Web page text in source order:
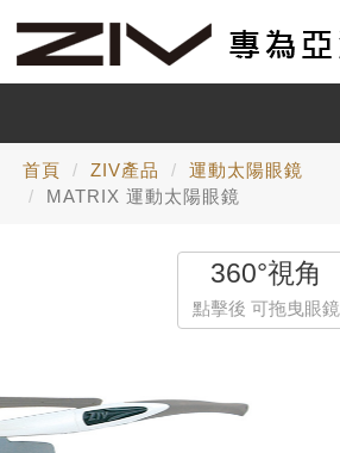
首頁 ZIV產品
運動太陽眼鏡
MATRIX 運動太陽眼鏡
360°視角
點擊後 可拖曳眼鏡